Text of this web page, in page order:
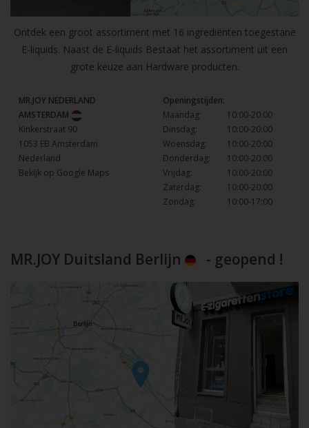
Ontdek een groot assortiment met 16 ingrediënten toegestane
E-liquids. Naast de E-liquids Bestaat het assortiment uit een
grote keuze aan Hardware producten.
MR.JOY NEDERLAND
AMSTERDAM
Kinkerstraat 90
1053 EB Amsterdam
Nederland
Bekijk op Google Maps
Openingstijden:
Maandag:
10:00-20:00
Dinsdag:
10:00-20:00
Woensdag:
10:00-20:00
Donderdag:
10:00-20:00
Vrijdag:
10:00-20:00
Zaterdag:
10:00-20:00
Zondag:
10:00-17:00
MR.JOY Duitsland Berlijn - geopend !